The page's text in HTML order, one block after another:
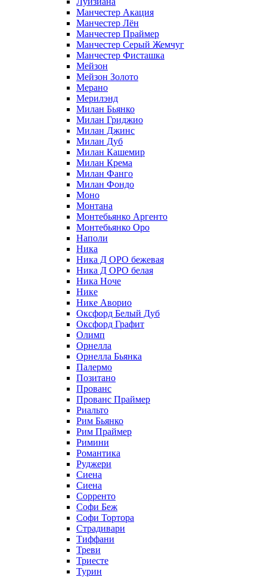
Манчестер Акация
Манчестер Лён
Манчестер Праймер
Манчестер Серый Жемчуг
Манчестер Фисташка
Мейзон
Мейзон Золото
Мерано
Мерилэнд
Милан Бьянко
Милан Гриджио
Милан Джинс
Милан Дуб
Милан Кашемир
Милан Крема
Милан Фанго
Милан Фондо
Моно
Монтана
Монтебьянко Аргенто
Монтебьянко Оро
Наполи
Ника
Ника Д ОРО бежевая
Ника Д ОРО белая
Ника Ноче
Нике
Нике Аворио
Оксфорд Белый Дуб
Оксфорд Графит
Олимп
Орнелла
Орнелла Бьянка
Палермо
Позитано
Прованс
Прованс Праймер
Риальто
Рим Бьянко
Рим Праймер
Римини
Романтика
Руджери
Сиена
Сиена
Сорренто
Софи Беж
Софи Тортора
Страдивари
Тиффани
Треви
Триесте
Турин